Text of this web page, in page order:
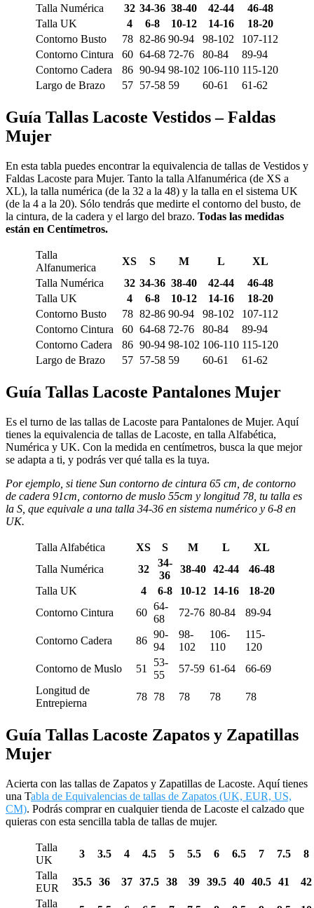
Talla Numérica
32 34-36 38-40 42-44
46-48
Talla UK
4 6-8 10-12 14-16
18-20
Contorno Busto
78 82-86 90-94 98-102
107-112
Contorno Cintura
60 64-68 72-76 80-84
89-94
Contorno Cadera
86 90-94 98-102 106-110 115-120
Largo de Brazo
57 57-58 59 60-61 61-62
Guía Tallas Lacoste Vestidos – Faldas
Mujer
En esta tabla puedes encontrar la equivalencia de tallas de Vestidos y
Faldas Lacoste para Mujer. Tanto la talla Alfanumérica (de XS a
XL), la talla numérica (de la 32 a la 48) y la talla en el sistema UK
(de la 4 a la 20). Sólo tendrás que medirte el contorno del busto, de
la cintura, de la cadera y el largo del brazo. Todas las medidas
están en Centímetros.
Talla
Alfanumerica
XS S M L
XL
Talla Numérica
32 34-36 38-40 42-44
46-48
Talla UK
4 6-8 10-12 14-16
18-20
Contorno Busto
78 82-86 90-94 98-102
107-112
Contorno Cintura
60 64-68 72-76 80-84
89-94
Contorno Cadera
86 90-94 98-102 106-110 115-120
Largo de Brazo
57 57-58 59 60-61 61-62
Guía Tallas Lacoste Pantalones Mujer
Es el turno de las tallas de Lacoste para Pantalones de Mujer. Aquí
tienes la equivalencia de tallas de Lacoste, en talla Alfabética,
Numérica y UK. Con la medida en centímetros, busca la que mejor
se adapta a ti, y podrás ver qué talla es la tuya.
Por ejemplo, si tiene Sun contorno de cintura 65 cm, de contorno
de cadera 91cm, contorno de muslo 55cm y longitud 78, tu talla es
la S, que equivale a una talla 34-36 en sistema numérico y 6-8 en
UK.
Talla Alfabética XS S M L
XL
Talla Numérica
32
34-
36
38-40 42-44
46-48
Talla UK
4 6-8 10-12 14-16
18-20
Contorno Cintura
60
64-
68
72-76 80-84 89-94
Contorno Cadera 86
90-
94
98-
102
106-
110
115-
120
Contorno de Muslo
51
53-
55
57-59 61-64
66-69
Longitud de
Entrepierna
78 78 78 78 78
Guía Tallas Lacoste Zapatos y Zapatillas
Mujer
Acierta con las tallas de Zapatos y Zapatillas de Lacoste. Aquí tienes
una Tabla de Equivalencias de tallas de Zapatos (UK, EUR, US,
CM). Podrás comprar en cualquier tienda de Lacoste el calzado que
quieras con esta sencilla tabla de tallas de mujer.
Talla
UK
3 3.5 4 4.5 5 5.5 6 6.5 7 7.5
8
Talla
EUR
35.5 36 37 37.5 38 39 39.5 40 40.5 41
42
Talla